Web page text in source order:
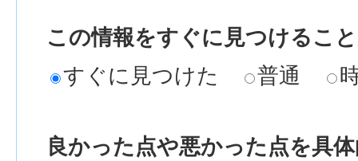
この情報をすぐに見つけるこ
すぐに見つけた
普通
良かった点や悪かった点を具